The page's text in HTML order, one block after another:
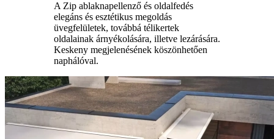
A Zip ablaknapellenző és oldalfedés
elegáns és esztétikus megoldás
üvegfelületek, továbbá télikertek
oldalainak árnyékolására, illetve lezárására.
Keskeny megjelenésének köszönhetően
naphálóval.